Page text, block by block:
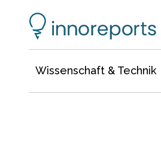
Wissenschaft & Technik